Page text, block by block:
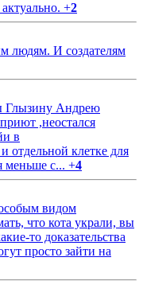
+2
людям. И создателям
Глызину Андрею
,неостался
в
отдельной клетке для
меньше с... +4
видом
что кота украли, вы
то доказательства
просто зайти на